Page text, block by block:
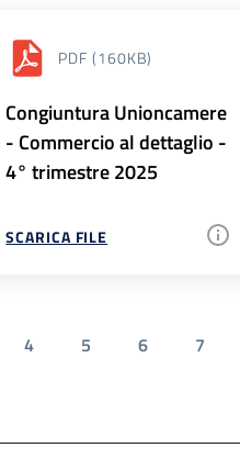
PDF (160KB)
Congiuntura Unioncamere
- Commercio al dettaglio -
4° trimestre 2025
SCARICA FILE
4 5 6 7